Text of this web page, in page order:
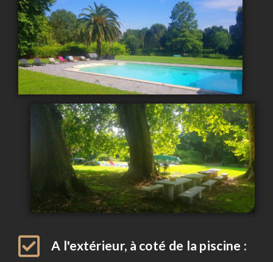
A l'extérieur, à coté de la piscine :